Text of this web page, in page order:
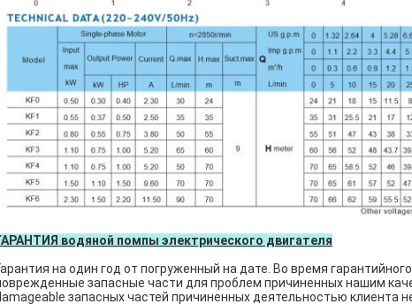
водяной помпы электрического двигателя
на один год от погруженный на дате. Во время
запасные части для проблем причиненных нашим
запасных частей причиненных деятельностью клиента